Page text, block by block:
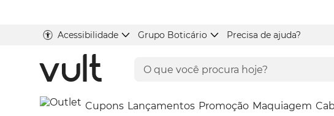
Acessibilidade Grupo Boticário Precisa de ajuda?
Cupons Lançamentos Promoção Maquiagem